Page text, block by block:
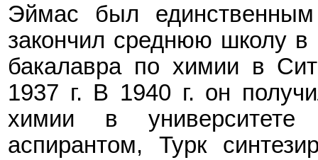
Эймас был
закончил среднюю школу в
бакалавра по химии в
1937 г. В 1940 г. он
химии в
аспирантом, Турк